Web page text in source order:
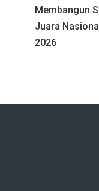
Membangun
Juara
2026